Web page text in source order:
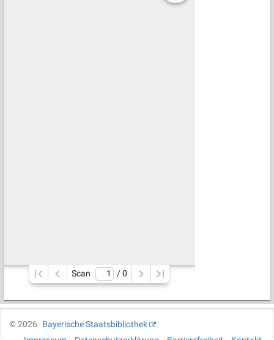
Scan / 0
©2026
Bayerische Staatsbibliothek